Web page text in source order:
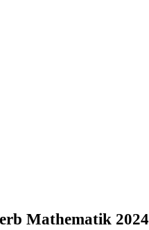
Mathematik 2024